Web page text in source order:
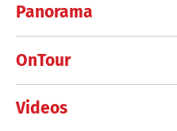
Panorama
OnTour
Videos